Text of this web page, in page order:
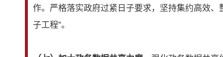
作。严格落实政府过紧日子要求，坚持集约高效
子工程”。